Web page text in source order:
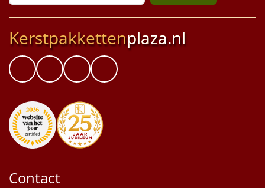
Alle artikelen
Overige
Personeel
Doe het zelf
Sinterklaaspakketten
Kerstpakkettenplaza.nl
Contact